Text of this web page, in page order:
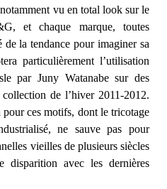
vu en total look sur le
et chaque marque, toutes
la tendance pour imaginer sa
particulièrement l’utilisation
par Juny Watanabe sur des
de l’hiver 2011-2012.
ces motifs, dont le tricotage
ne sauve pas pour
vieilles de plusieurs siècles
disparition avec les dernières